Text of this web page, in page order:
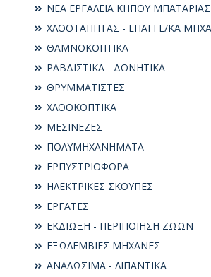
ΝΕΑ ΕΡΓΑΛΕΙΑ ΚΗΠΟΥ ΜΠΑΤΑΡΙΑΣ
ΧΛΟΟΤΑΠΗΤΑΣ - ΕΠΑΓΓΕ/ΚΑ
ΘΑΜΝΟΚΟΠΤΙΚΑ
ΡΑΒΔΙΣΤΙΚΑ - ΔΟΝΗΤΙΚΑ
ΘΡΥΜΜΑΤΙΣΤΕΣ
ΧΛΟΟΚΟΠΤΙΚΑ
ΜΕΣΙΝΕΖΕΣ
ΠΟΛΥΜΗΧΑΝΗΜΑΤΑ
ΕΡΠΥΣΤΡΙΟΦΟΡΑ
ΗΛΕΚΤΡΙΚΕΣ ΣΚΟΥΠΕΣ
ΕΡΓΑΤΕΣ
ΕΚΔΙΩΞΗ - ΠΕΡΙΠΟΙΗΣΗ ΖΩΩΝ
ΕΞΩΛΕΜΒΙΕΣ ΜΗΧΑΝΕΣ
ΑΝΑΛΩΣΙΜΑ - ΛΙΠΑΝΤΙΚΑ